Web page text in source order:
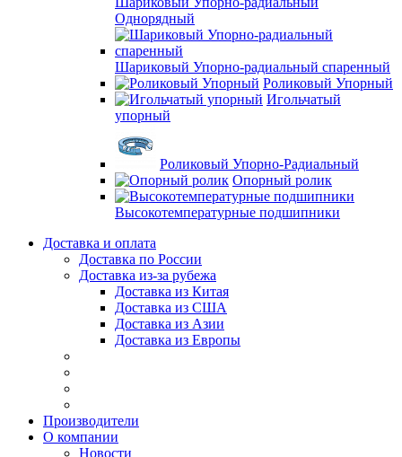
Однорядный
Шариковый Упорно-радиальный спаренный
Роликовый Упорный
Игольчатый
упорный
Роликовый Упорно-Радиальный
Опорный ролик
Высокотемпературные подшипники
Доставка и оплата
Доставка по России
Доставка из-за рубежа
Доставка из Китая
Доставка из США
Доставка из Азии
Доставка из Европы
Производители
О компании
Новости